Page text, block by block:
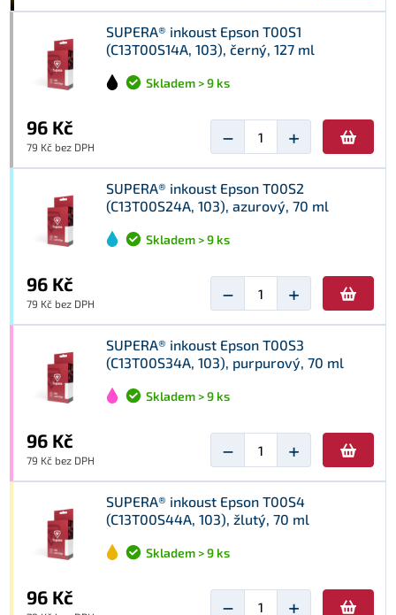
SUPERA® inkoust Epson T00S1
(C13T00S14A, 103), černý, 127 ml
Skladem > 9 ks
96 Kč
79 Kč bez DPH − +
SUPERA® inkoust Epson T00S2
(C13T00S24A, 103), azurový, 70 ml
Skladem > 9 ks
96 Kč
79 Kč bez DPH − +
SUPERA® inkoust Epson T00S3
(C13T00S34A, 103), purpurový, 70 ml
Skladem > 9 ks
96 Kč
79 Kč bez DPH − +
SUPERA® inkoust Epson T00S4
(C13T00S44A, 103), žlutý, 70 ml
Skladem > 9 ks
96 Kč − +